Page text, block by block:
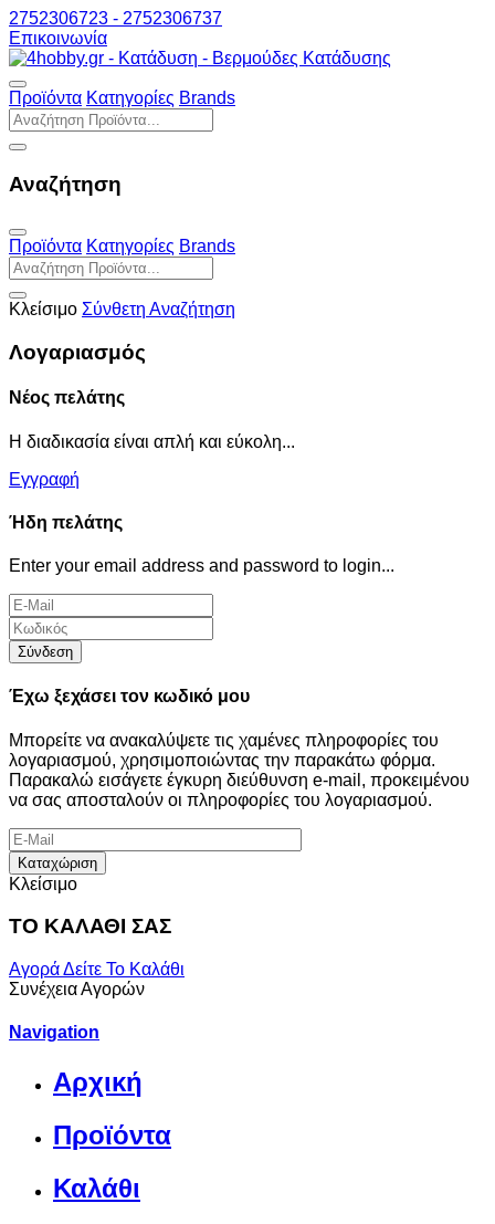
2752306723 - 2752306737
Επικοινωνία
Προϊόντα Κατηγορίες Brands
Αναζήτηση
Προϊόντα Κατηγορίες Brands
Κλείσιμο Σύνθετη Αναζήτηση
Λογαριασμός
Νέος πελάτης
Η διαδικασία είναι απλή και εύκολη...
Εγγραφή
Ήδη πελάτης
Enter your email address and password to login...
Σύνδεση
Έχω ξεχάσει τον κωδικό μου
Μπορείτε να ανακαλύψετε τις χαμένες πληροφορίες του
λογαριασμού, χρησιμοποιώντας την παρακάτω φόρμα.
Παρακαλώ εισάγετε έγκυρη διεύθυνση e-mail, προκειμένου
να σας αποσταλούν οι πληροφορίες του λογαριασμού.
Καταχώριση
Κλείσιμο
ΤΟ ΚΑΛΑΘΙ ΣΑΣ
ΑγοράΔείτε Το Καλάθι
Συνέχεια Αγορών
Navigation
Αρχική
Προϊόντα
Καλάθι